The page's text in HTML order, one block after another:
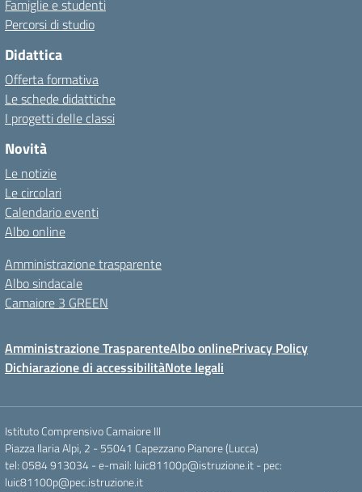
Famiglie e studenti
Percorsi di studio
Didattica
Offerta formativa
Le schede didattiche
I progetti delle classi
Novità
Le notizie
Le circolari
Calendario eventi
Albo online
Amministrazione trasparente
Albo sindacale
Camaiore 3 GREEN
Amministrazione TrasparenteAlbo onlinePrivacy Policy
Dichiarazione di accessibilitàNote legali
Istituto Comprensivo Camaiore III
Piazza Ilaria Alpi, 2 - 55041 Capezzano Pianore (Lucca)
tel: 0584 913034 - e-mail: luic81100p@istruzione.it - pec:
luic81100p@pec.istruzione.it